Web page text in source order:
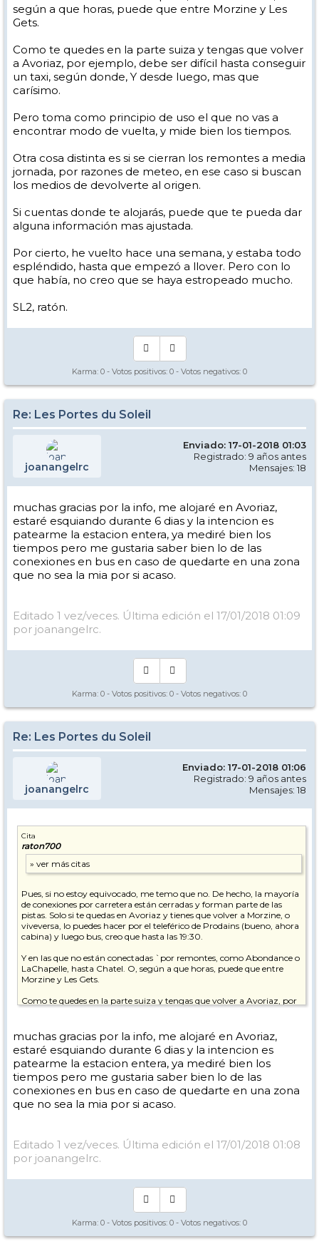
según a que horas, puede que entre Morzine y Les
Gets.
Como te quedes en la parte suiza y tengas que volver
a Avoriaz, por ejemplo, debe ser difícil hasta conseguir
un taxi, según donde, Y desde luego, mas que
carísimo.
Pero toma como principio de uso el que no vas a
encontrar modo de vuelta, y mide bien los tiempos.
Otra cosa distinta es si se cierran los remontes a media
jornada, por razones de meteo, en ese caso si buscan
los medios de devolverte al origen.
Si cuentas donde te alojarás, puede que te pueda dar
alguna información mas ajustada.
Por cierto, he vuelto hace una semana, y estaba todo
espléndido, hasta que empezó a llover. Pero con lo
que había, no creo que se haya estropeado mucho.
SL2, ratón.
Karma: 0 - Votos positivos: 0 - Votos negativos: 0
Re: Les Portes du Soleil
joanangelrc
Enviado: 17-01-2018 01:03
Registrado: 9 años antes
Mensajes: 18
muchas gracias por la info, me alojaré en Avoriaz,
estaré esquiando durante 6 dias y la intencion es
patearme la estacion entera, ya mediré bien los
tiempos pero me gustaria saber bien lo de las
conexiones en bus en caso de quedarte en una zona
que no sea la mia por si acaso.
Editado 1 vez/veces. Última edición el 17/01/2018 01:09
por joanangelrc.
Karma: 0 - Votos positivos: 0 - Votos negativos: 0
Re: Les Portes du Soleil
joanangelrc
Enviado: 17-01-2018 01:06
Registrado: 9 años antes
Mensajes: 18
Cita
raton700
Pues, si no estoy equivocado, me temo que no. De hecho, la mayoría
de conexiones por carretera están cerradas y forman parte de las
pistas. Solo si te quedas en Avoriaz y tienes que volver a Morzine, o
viveversa, lo puedes hacer por el teleférico de Prodains (bueno, ahora
cabina) y luego bus, creo que hasta las 19:30.
Y en las que no están conectadas `por remontes, como Abondance o
LaChapelle, hasta Chatel. O, según a que horas, puede que entre
Morzine y Les Gets.
Como te quedes en la parte suiza y tengas que volver a Avoriaz, por
Pero toma como principio de uso el que no vas a encontrar modo de
vuelta, y mide bien los tiempos.
Otra cosa distinta es si se cierran los remontes a media jornada, por
razones de meteo, en ese caso si buscan los medios de devolverte al
origen.
Por cierto, he vuelto hace una semana, y estaba todo espléndido,
hasta que empezó a llover. Pero con lo que había, no creo que se
muchas gracias por la info, me alojaré en Avoriaz,
estaré esquiando durante 6 dias y la intencion es
patearme la estacion entera, ya mediré bien los
tiempos pero me gustaria saber bien lo de las
conexiones en bus en caso de quedarte en una zona
que no sea la mia por si acaso.
Editado 1 vez/veces. Última edición el 17/01/2018 01:08
por joanangelrc.
Karma: 0 - Votos positivos: 0 - Votos negativos: 0